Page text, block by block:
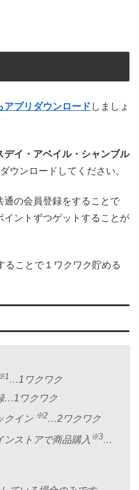
アプリダウンロード しましょ
デイ・アベイル・シャンブル
ウンロードしてください。
通の会員登録をすることで
イントずつゲットすることが
ることで１ワクワク貯める
…1ワクワク
…1ワクワク
クイン ※2…2ワクワク
ストアで商品購入 ※3…